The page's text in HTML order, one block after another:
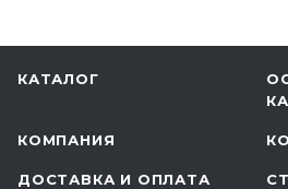
КАТАЛОГ
КОМПАНИЯ
ДОСТАВКА И ОПЛАТА